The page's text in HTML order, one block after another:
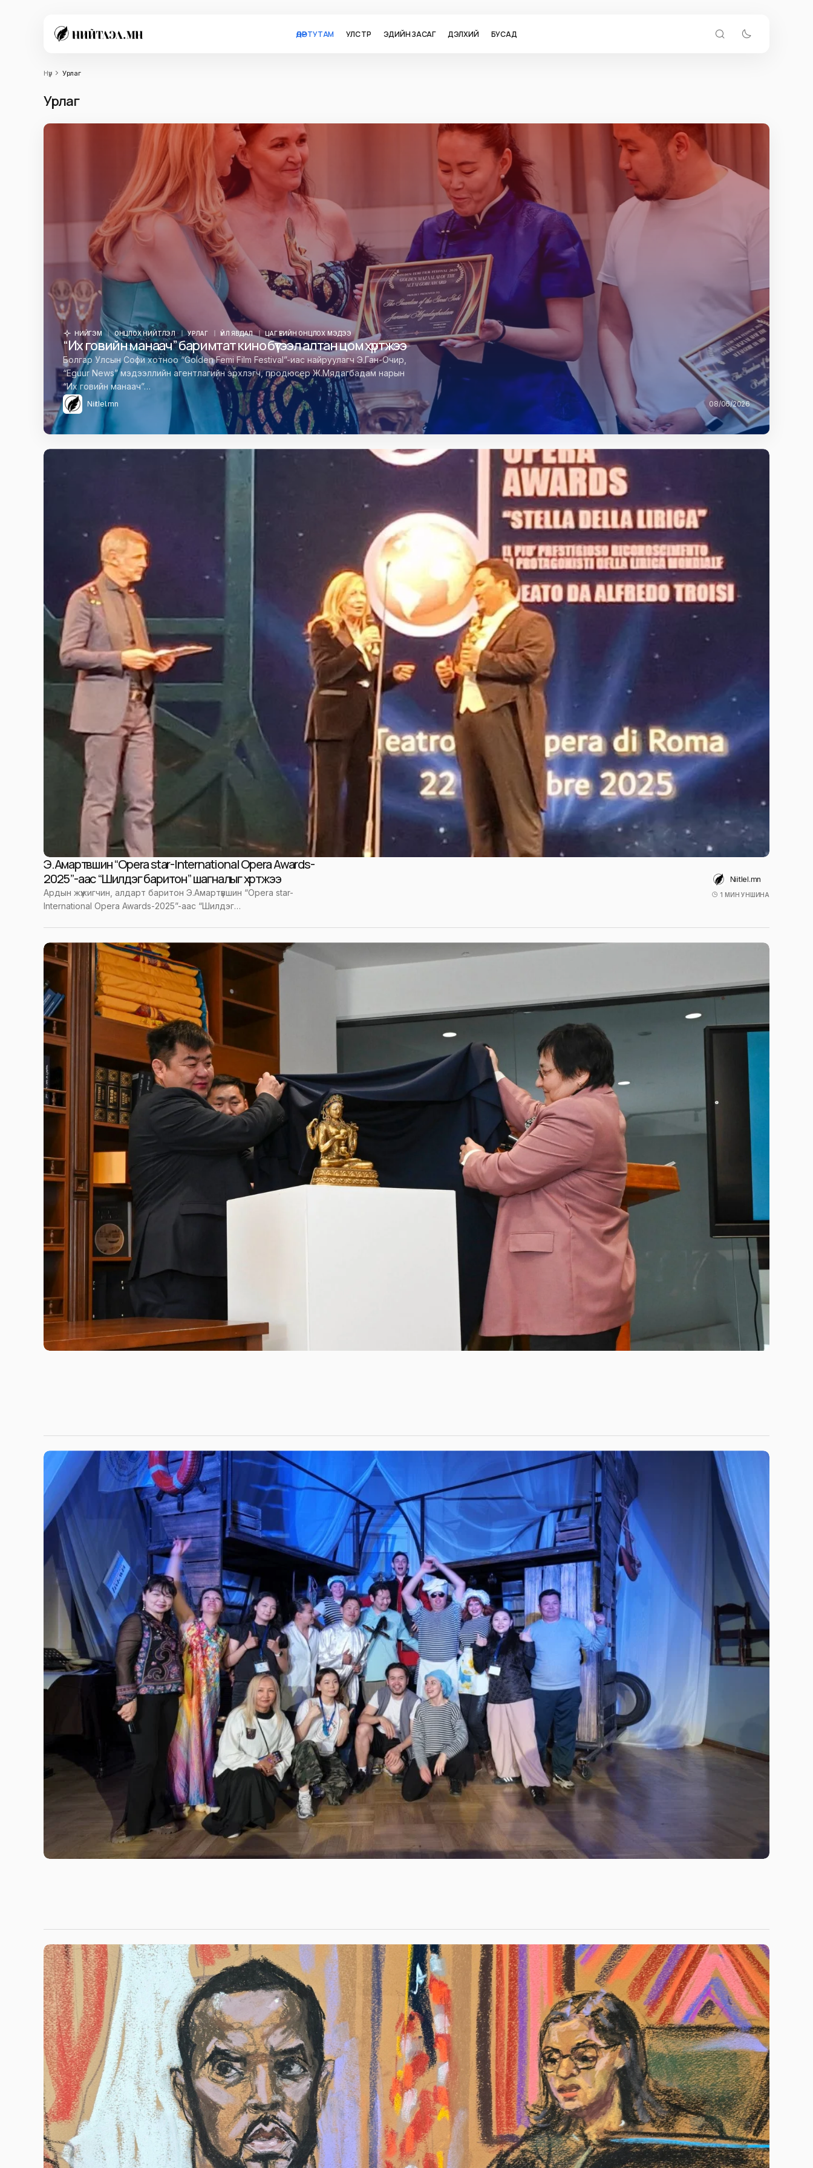
ӨДӨР ТУТАМ УЛС ТӨР ЭДИЙН ЗАСАГ ДЭЛХИЙ БУСАД
Нүүр Урлаг
Урлаг
НИЙГЭМ ОНЦЛОХ НИЙТЛЭЛ УРЛАГ ҮЙЛ ЯВДАЛ ЦАГ ҮЕИЙН ОНЦЛОХ МЭДЭЭ
“Их говийн манаач” баримтат кино бүтээл алтан цом хүртжээ
Болгар Улсын Софи хотноо “Golden Femi Film Festival”-иас найруулагч Э.Ган-Очир,
“Eguur News” мэдээллийн агентлагийн эрхлэгч, продюсер Ж.Мядагбадам нарын
“Их говийн манаач”…
Niitlel.mn 08/06/2026
Э.Амартүвшин “Opera star-International Opera Awards-
2025”-аас “Шилдэг баритон” шагналыг хүртжээ
Ардын жүжигчин, алдарт баритон Э.Амартүвшин “Opera star-
International Opera Awards-2025”-аас “Шилдэг…
Niitlel.mn
1 МИН УНШИНА
Нэрт эрдэмтэн Ц.Дамдинсүрэнгийн охин “Лхам
Норжүнма бурхан”-ыг Чингис хаан Үндэсний музейд
хандивлажээ
Монгол Улсын Төрийн гурван удаагийн шагналт, Академич, нэрт
эрдэмтэн Цэндийн Дамдинсүрэнгийн гэр бүлээс Өндөр…
Niitlel.mn
1 МИН УНШИНА
Монголын Хүүхэлдэйн театр олон улсын наадамд
шилдгээр шалгарлаа
Монгол улсын Хүүхэлдэйн театрын уран бүтээлчид 2025 оны 06-р
сарын 1-10-ний өдрүүдэд ОХУ-ын Эрхүү хотод зохион…
Niitlel.mn
1 МИН УНШИНА